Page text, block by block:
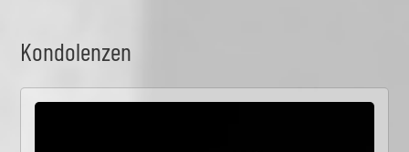
Kondolenzen